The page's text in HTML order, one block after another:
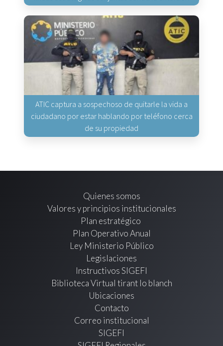
ATIC captura a sospechoso de quitarle la vida a
ciudadano por estar hablando por teléfono cerca
de su propiedad
Quienes somos
Valores y principios institucionales
Plan estratégico
Plan Operativo Anual
Ley Ministerio Público
Legislaciones
Instructivos SIGEFI
Biblioteca Virtual tirant lo blanch
Ubicaciones
Contacto
Correo institucional
SIGEFI